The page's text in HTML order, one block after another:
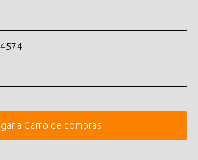
a Carro de compras